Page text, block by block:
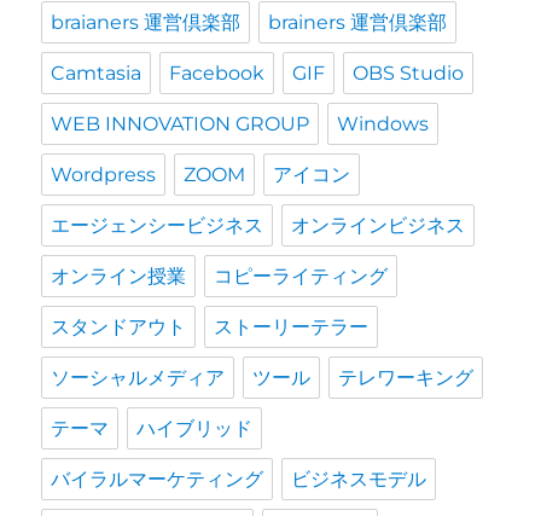
braianers 運営倶楽部 brainers 運営倶楽部
Camtasia Facebook GIF OBS Studio
WEB INNOVATION GROUP Windows
Wordpress ZOOM アイコン
エージェンシービジネス オンラインビジネス
オンライン授業 コピーライティング
スタンドアウト ストーリーテラー
ソーシャルメディア ツール テレワーキング
テーマ ハイブリッド
バイラルマーケティング ビジネスモデル